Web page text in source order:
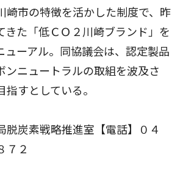
崎市の特徴を活かした制度で、昨
きた「低ＣＯ２川崎ブランド」を
ューアル。同協議会は、認定製品
ンニュートラルの取組を波及さ
すとしている。
炭素戦略推進室【電話】０４
７２